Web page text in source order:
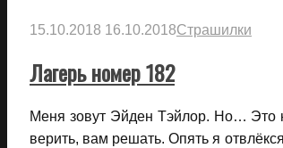
15.10.2018 16.10.2018Страшилки
Лагерь номер 182
Меня зовут Эйден Тэйлор. Но… Это
верить, вам решать. Опять я